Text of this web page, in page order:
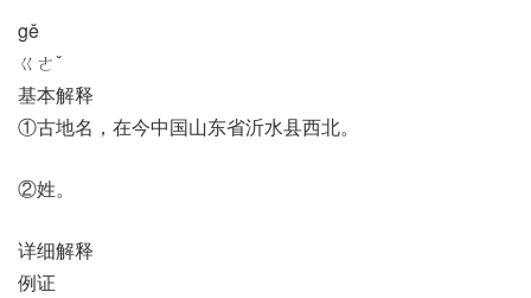
gě
ㄍㄜˇ
基本解释
①古地名，在今中国山东省沂水县西北。
②姓。
详细解释
例证